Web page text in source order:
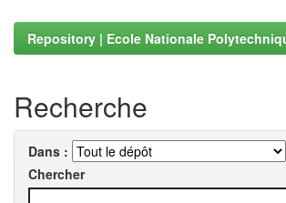
Repository | Ecole Nationale
Recherche
Dans :
Chercher